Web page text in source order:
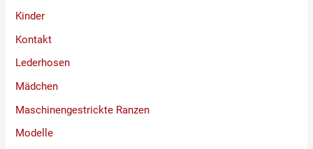
Kinder
Kontakt
Lederhosen
Mädchen
Maschinengestrickte Ranzen
Modelle